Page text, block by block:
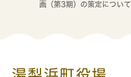
画（第3期）の策定について